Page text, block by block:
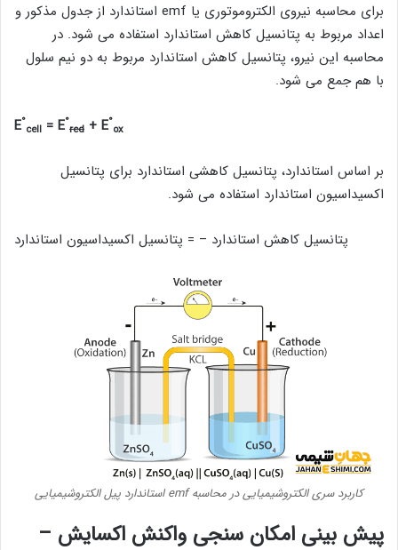
برای محاسبه نیروی الکتروموتوری یا emf استاندارد از جدول مذکور و
اعداد مربوط به پتانسیل کاهش استاندارد استفاده می شود. در
محاسبه این نیرو، پتانسیل کاهش استاندارد مربوط به دو نیم سلول
با هم جمع می شود.
E°cell = E°red + E°ox
بر اساس استاندارد، پتانسیل کاهشی استاندارد برای پتانسیل
اکسیداسیون استاندارد استفاده می شود.
پتانسیل کاهش استاندارد – = پتانسیل اکسیداسیون استاندارد
کاربرد سری الکتروشیمیایی در محاسبه emf استاندارد پیل الکتروشیمیایی
پیش بینی امکان سنجی واکنش اکسایش –